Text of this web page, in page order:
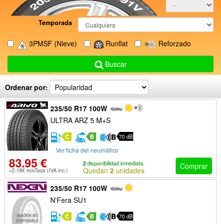
Temporada
3PMSF (Nieve) Runflat Reforzado
Buscar
Ordenar por:
235/50 R17 100W
ULTRA ARZ 5 M+S
C B 70 dB
Ver ficha del neumático
83.95 €
+2.18€ ecoTasa (IVA inc.) Comprar
2disponibilidad inmediata.
Quedan 2unidades
235/50 R17 100W
N'Fera SU1
C B 70 dB